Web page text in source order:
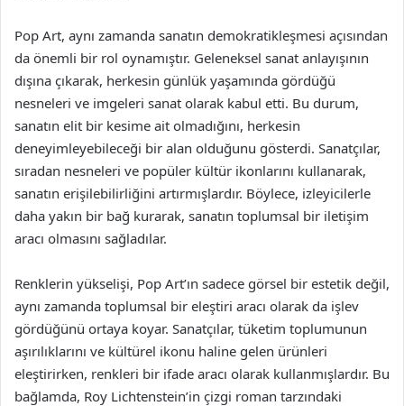
Pop Art, aynı zamanda sanatın demokratikleşmesi açısından
da önemli bir rol oynamıştır. Geleneksel sanat anlayışının
dışına çıkarak, herkesin günlük yaşamında gördüğü
nesneleri ve imgeleri sanat olarak kabul etti. Bu durum,
sanatın elit bir kesime ait olmadığını, herkesin
deneyimleyebileceği bir alan olduğunu gösterdi. Sanatçılar,
sıradan nesneleri ve popüler kültür ikonlarını kullanarak,
sanatın erişilebilirliğini artırmışlardır. Böylece, izleyicilerle
daha yakın bir bağ kurarak, sanatın toplumsal bir iletişim
aracı olmasını sağladılar.
Renklerin yükselişi, Pop Art’ın sadece görsel bir estetik değil,
aynı zamanda toplumsal bir eleştiri aracı olarak da işlev
gördüğünü ortaya koyar. Sanatçılar, tüketim toplumunun
aşırılıklarını ve kültürel ikonu haline gelen ürünleri
eleştirirken, renkleri bir ifade aracı olarak kullanmışlardır. Bu
bağlamda, Roy Lichtenstein’in çizgi roman tarzındaki